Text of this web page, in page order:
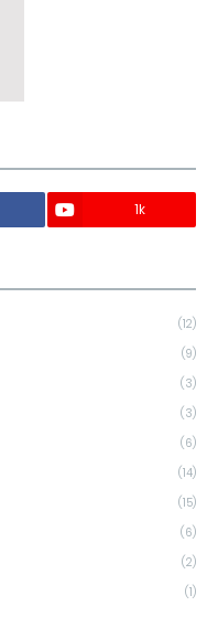
1k
(12)
(9)
(3)
(3)
(6)
(14)
(15)
(6)
(2)
(1)